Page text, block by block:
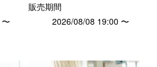
〜
販売期間
2026/08/08 19:00 〜